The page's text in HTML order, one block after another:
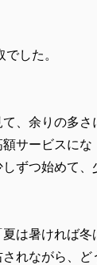
した。
、余りの多さ
サービスにな
ずつ始めて、
は暑ければ冬
れながら、ど